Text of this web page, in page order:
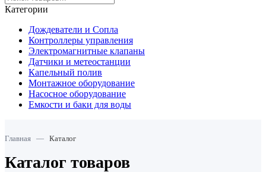
Категории
Дождеватели и Сопла
Контроллеры управления
Электромагнитные клапаны
Датчики и метеостанции
Капельный полив
Монтажное оборудование
Насосное оборудование
Емкости и баки для воды
Главная — Каталог
Каталог товаров